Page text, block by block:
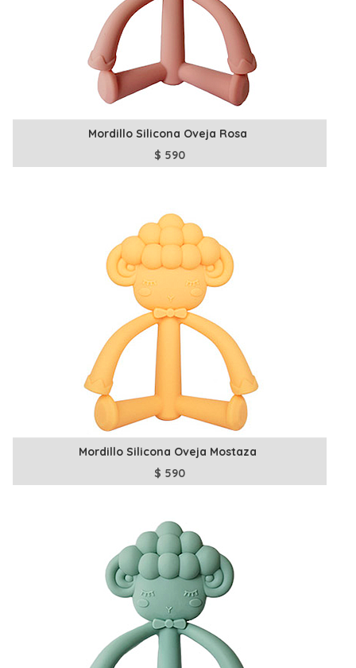
Mordillo Silicona Oveja Rosa
$ 590
Mordillo Silicona Oveja Mostaza
$ 590